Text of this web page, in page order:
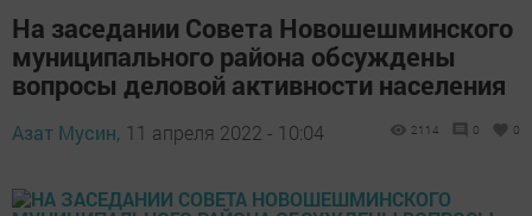
На заседании Совета Новошешминского
муниципального района обсуждены
вопросы деловой активности населения
Азат Мусин, 11 апреля 2022 - 10:04 2114 0 0